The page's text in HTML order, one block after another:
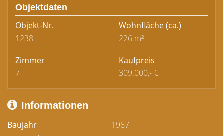
Objektdaten
Objekt-Nr.
1238
Wohnfläche(ca.)
226 m²
Zimmer
7
Kaufpreis
309.000,- €
Informationen
Baujahr
1967